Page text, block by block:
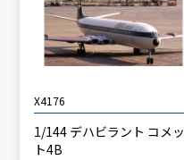
X4176
1/144 デハビラント コメッ
ト4B